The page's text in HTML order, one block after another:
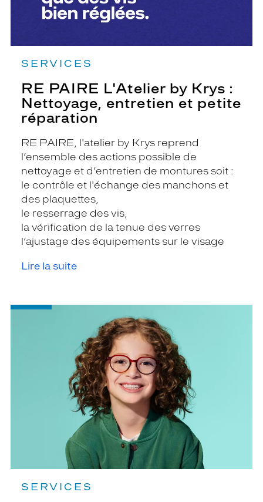
SERVICES
RE PAIRE L'Atelier by Krys :
Nettoyage, entretien et petite
réparation
RE PAIRE, l'atelier by Krys reprend
l’ensemble des actions possible de
nettoyage et d’entretien de montures soit :
le contrôle et l'échange des manchons et
des plaquettes,
le resserrage des vis,
la vérification de la tenue des verres
l’ajustage des équipements sur le visage
Lire la suite
réparation
SERVICES
-